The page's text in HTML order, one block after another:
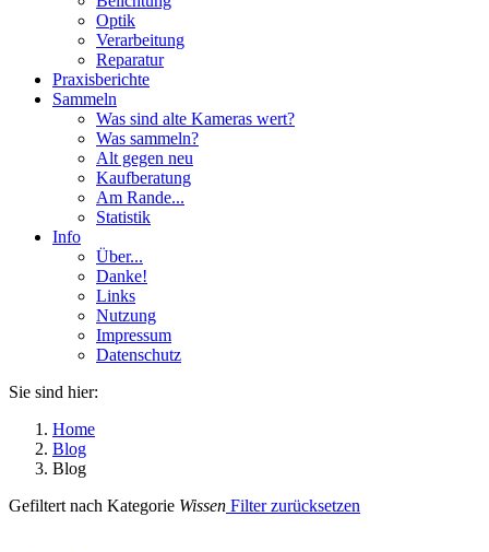
Optik
Verarbeitung
Reparatur
Praxisberichte
Sammeln
Was sind alte Kameras wert?
Was sammeln?
Alt gegen neu
Kaufberatung
Am Rande...
Statistik
Info
Über...
Danke!
Links
Nutzung
Impressum
Datenschutz
Sie sind hier:
Home
Blog
Blog
Gefiltert nach Kategorie Wissen Filter zurücksetzen